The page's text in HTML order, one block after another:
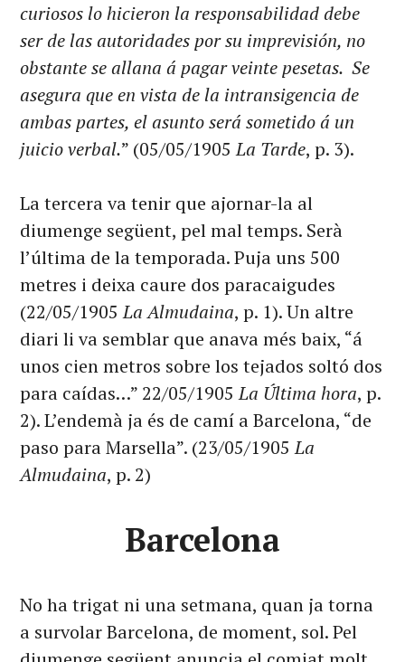
curiosos lo hicieron la responsabilidad debe
ser de las autoridades por su imprevisión, no
obstante se allana á pagar veinte pesetas. Se
asegura que en vista de la intransigencia de
ambas partes, el asunto será sometido á un
juicio verbal.” (05/05/1905La Tarde, p. 3).
La tercera va tenir que ajornar-la al
diumenge següent, pel mal temps. Serà
l’última de la temporada. Puja uns 500
metres i deixa caure dos paracaigudes
(22/05/1905La Almudaina, p. 1). Un altre
diari li va semblar que anava més baix, “á
unos cien metros sobre los tejados soltó dos
para caídas…” 22/05/1905La Última hora, p.
2). L’endemà ja és de camí a Barcelona, “de
paso para Marsella”. (23/05/1905La
Almudaina, p. 2)
Barcelona
No ha trigat ni una setmana, quan ja torna
a survolar Barcelona, de moment, sol. Pel